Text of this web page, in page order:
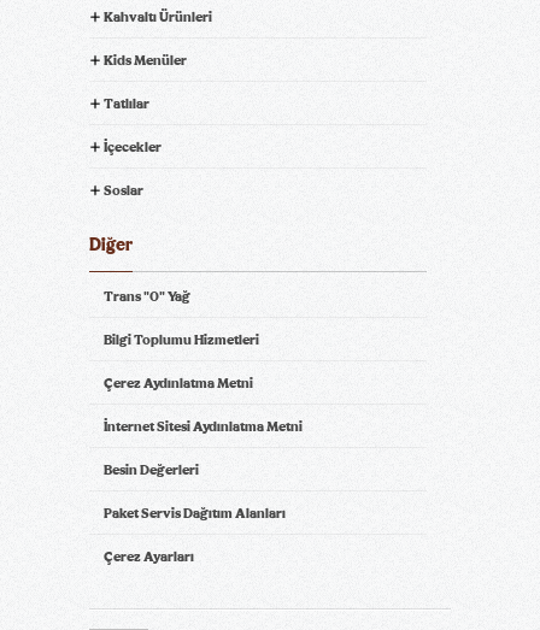
Kahvaltı Ürünleri
Kids Menüler
Tatlılar
İçecekler
Soslar
Diğer
Trans "0" Yağ
Bilgi Toplumu Hizmetleri
Çerez Aydınlatma Metni
İnternet Sitesi Aydınlatma Metni
Besin Değerleri
Paket Servis Dağıtım Alanları
Çerez Ayarları